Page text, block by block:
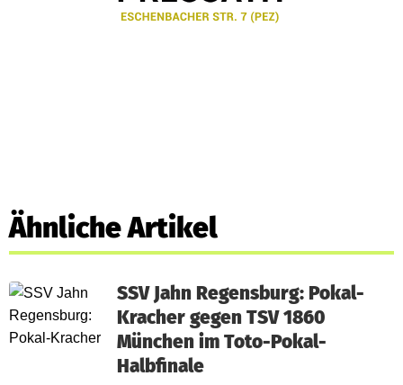
Ähnliche Artikel
SSV Jahn Regensburg: Pokal-
Kracher gegen TSV 1860
München im Toto-Pokal-
Halbfinale